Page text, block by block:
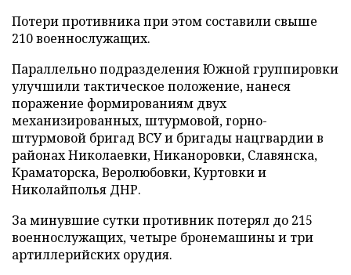
Потери противника при этом составили свыше
210 военнослужащих.
Параллельно подразделения Южной группировки
улучшили тактическое положение, нанеся
поражение формированиям двух
механизированных, штурмовой, горно-
штурмовой бригад ВСУ и бригады нацгвардии в
районах Николаевки, Никаноровки, Славянска,
Краматорска, Веролюбовки, Куртовки и
Николайполья ДНР.
За минувшие сутки противник потерял до 215
военнослужащих, четыре бронемашины и три
артиллерийских орудия.